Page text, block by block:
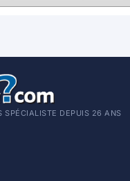
SPÉCIALISTE DEPUIS 26 ANS